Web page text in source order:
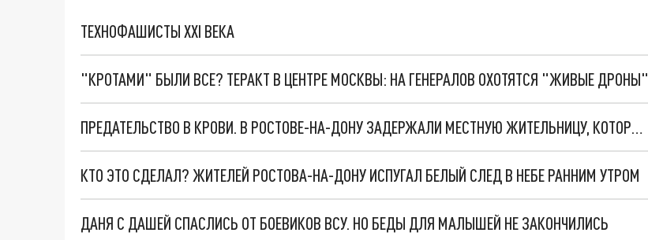
ТЕХНОФАШИСТЫ XXI ВЕКА
"КРОТАМИ" БЫЛИ ВСЕ? ТЕРАКТ В ЦЕНТРЕ МОСКВЫ: НА ГЕНЕРАЛОВ ОХОТЯТСЯ "ЖИВЫЕ ДРОНЫ"
ПРЕДАТЕЛЬСТВО В КРОВИ. В РОСТОВЕ-НА-ДОНУ ЗАДЕРЖАЛИ МЕСТНУЮ ЖИТЕЛЬНИЦУ, КОТОРУЮ ПОДОЗРЕВАЮТ В ПЕРЕВОДЕ ДЕНЕГ ДЛЯ ВСУ
КТО ЭТО СДЕЛАЛ? ЖИТЕЛЕЙ РОСТОВА-НА-ДОНУ ИСПУГАЛ БЕЛЫЙ СЛЕД В НЕБЕ РАННИМ УТРОМ
ДАНЯ С ДАШЕЙ СПАСЛИСЬ ОТ БОЕВИКОВ ВСУ. НО БЕДЫ ДЛЯ МАЛЫШЕЙ НЕ ЗАКОНЧИЛИСЬ